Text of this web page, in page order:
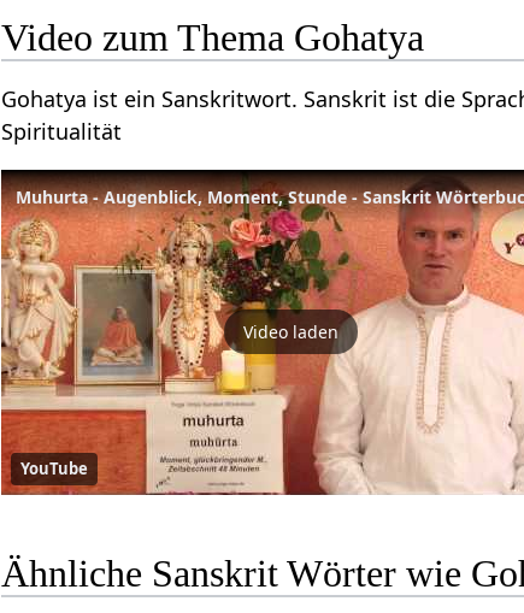
Video zum Thema Gohatya
Gohatya ist ein Sanskritwort. Sanskrit ist die
Spiritualität
Muhurta - Augenblick, Moment, Stunde - Sanskrit
Video laden
YouTube
Ähnliche Sanskrit Wörter wie